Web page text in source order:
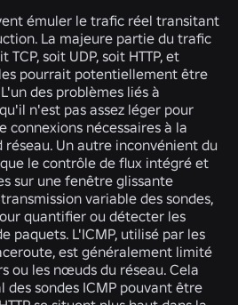
émuler le trafic réel transitant
La majeure partie du trafic
soit UDP, soit HTTP, et
pourrait potentiellement être
des problèmes liés à
n'est pas assez léger pour
connexions nécessaires à la
Un autre inconvénient du
le contrôle de flux intégré et
sur une fenêtre glissante
variable des sondes,
quantifier ou détecter les
paquets. L'ICMP, utilisé par les
est généralement limité
ou les nœuds du réseau. Cela
sondes ICMP pouvant être